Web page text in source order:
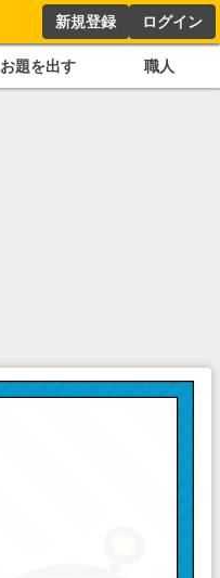
新規登録 ログイン
お題を出す 職人